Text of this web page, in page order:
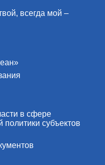
всегда мой –
в сфере
субъектов